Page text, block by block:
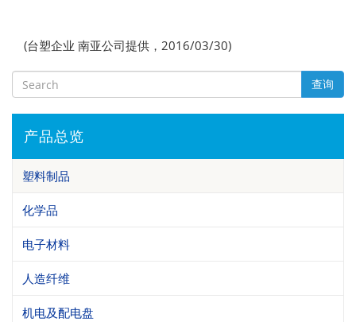
(台塑企业 南亚公司提供，2016/03/30)
查询
产品总览
塑料制品
化学品
电子材料
人造纤维
机电及配电盘